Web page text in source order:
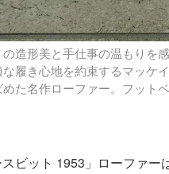
の造形美と手仕事の温もりを
履き心地を約束するマッケ
た名作ローファー。フット
ビット 1953」ローファ